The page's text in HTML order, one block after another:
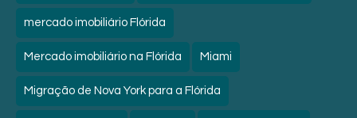
mercado imobiliário Flórida
Mercado imobiliário na Flórida Miami
Migração de Nova York para a Flórida